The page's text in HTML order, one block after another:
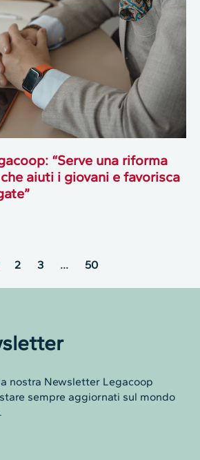
“Serve una riforma
aiuti i giovani e favorisca
2 3 … 50
nostra Newsletter Legacoop
sempre aggiornati sul mondo